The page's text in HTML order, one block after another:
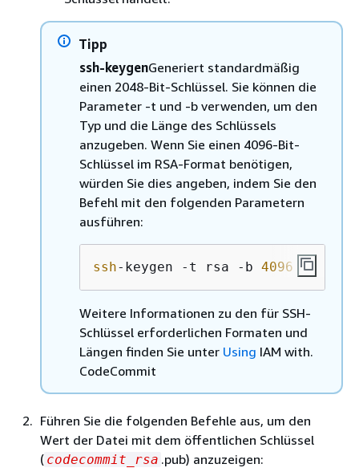
Tipp
ssh-keygenGeneriert standardmäßig
einen 2048-Bit-Schlüssel. Sie können die
Parameter -t und -b verwenden, um den
Typ und die Länge des Schlüssels
anzugeben. Wenn Sie einen 4096-Bit-
Schlüssel im RSA-Format benötigen,
würden Sie dies angeben, indem Sie den
Befehl mit den folgenden Parametern
ausführen:
ssh-keygen -t rsa -b 4096
Weitere Informationen zu den für SSH-
Schlüssel erforderlichen Formaten und
Längen finden Sie unter Using IAM with.
CodeCommit
Führen Sie die folgenden Befehle aus, um den
Wert der Datei mit dem öffentlichen Schlüssel
( codecommit_rsa .pub) anzuzeigen: